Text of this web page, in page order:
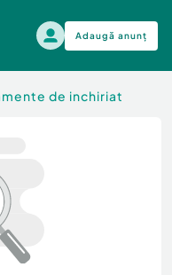
Adaugă anunț
de inchiriat